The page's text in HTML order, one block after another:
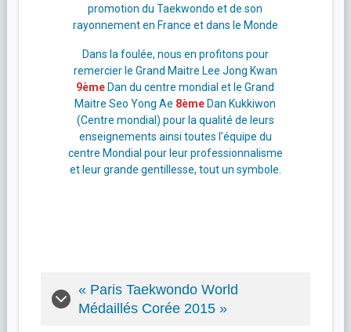
promotion du Taekwondo et de son
rayonnement en France et dans le Monde
Dans la foulée, nous en profitons pour
remercier le Grand Maitre Lee Jong Kwan
9ème Dan du centre mondial et le Grand
Maitre Seo Yong Ae 8ème Dan Kukkiwon
(Centre mondial) pour la qualité de leurs
enseignements ainsi toutes l’équipe du
centre Mondial pour leur professionnalisme
et leur grande gentillesse, tout un symbole.
« Paris Taekwondo World
Médaillés Corée 2015 »